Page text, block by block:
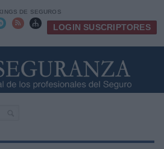
DE SEGUROS
  LOGIN SUSCRIPTORES